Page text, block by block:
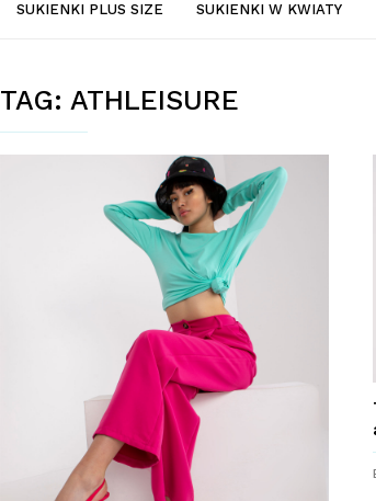
SUKIENKI PLUS SIZE SUKIENKI W KWIATY
TAG: ATHLEISURE